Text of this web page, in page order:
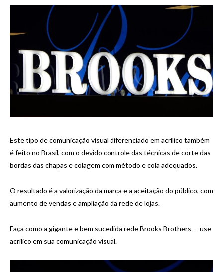
Este tipo de comunicação visual diferenciado em acrílico também
é feito no Brasil, com o devido controle das técnicas de corte das
bordas das chapas e colagem com método e cola adequados.
O resultado é a valorização da marca e a aceitação do público, com
aumento de vendas e ampliação da rede de lojas.
Faça como a gigante e bem sucedida rede Brooks Brothers – use
acrílico em sua comunicação visual.